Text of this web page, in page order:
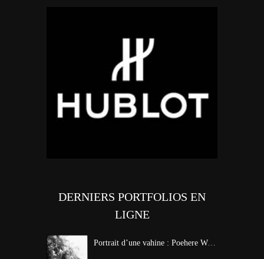
DERNIERS PORTFOLIOS EN
LIGNE
Portrait d’une vahine : Poehere Wilson, Miss Tahiti 2010